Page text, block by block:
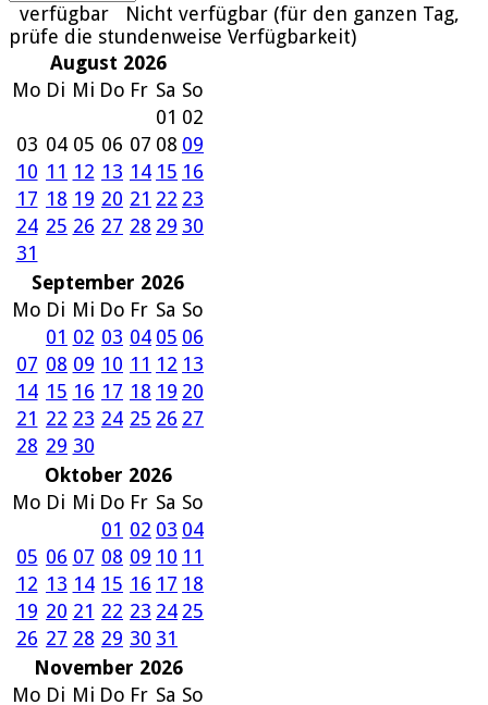
verfügbar
Nicht verfügbar (für den ganzen Tag,
prüfe die stundenweise Verfügbarkeit)
August 2026
Mo Di Mi Do Fr Sa So
01 02
03 04 05 06 07 08 09
10 11 12 13 14 15 16
17 18 19 20 21 22 23
24 25 26 27 28 29 30
31
September 2026
Mo Di Mi Do Fr Sa So
01 02 03 04 05 06
07 08 09 10 11 12 13
14 15 16 17 18 19 20
21 22 23 24 25 26 27
28 29 30
Oktober 2026
Mo Di Mi Do Fr Sa So
01 02 03 04
05 06 07 08 09 10 11
12 13 14 15 16 17 18
19 20 21 22 23 24 25
26 27 28 29 30 31
November 2026
Mo Di Mi Do Fr Sa So